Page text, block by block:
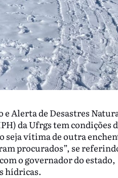
Alerta de Desastres
da Ufrgs tem condições
seja vítima de outra
procurados”, se
o governador do estado,
hídricas.